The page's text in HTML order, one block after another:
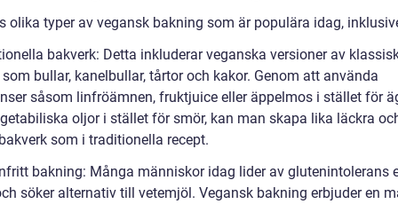
olika typer av vegansk bakning som är populära idag,
bakverk: Detta inkluderar veganska versioner av
bullar, kanelbullar, tårtor och kakor. Genom att använda
såsom linfröämnen, fruktjuice eller äppelmos i stället för
oljor i stället för smör, kan man skapa lika läckra
som i traditionella recept.
bakning: Många människor idag lider av glutenintolerans
söker alternativ till vetemjöl. Vegansk bakning erbjuder en